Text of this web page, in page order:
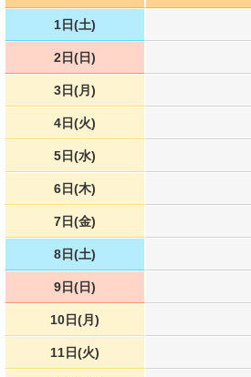
1日(土)
2日(日)
3日(月)
4日(火)
5日(水)
6日(木)
7日(金)
8日(土)
9日(日)
10日(月)
11日(火)